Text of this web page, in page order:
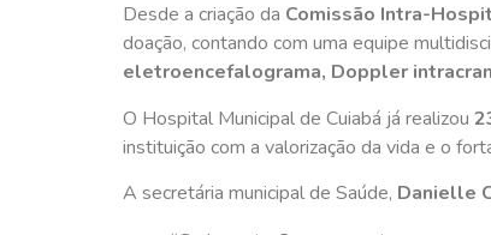
Desde a criação da Comissão Intra-
doação, contando com uma equipe
eletroencefalograma, Doppler
O Hospital Municipal de Cuiabá já realizou
instituição com a valorização da vida e o
A secretária municipal de Saúde, Danielle